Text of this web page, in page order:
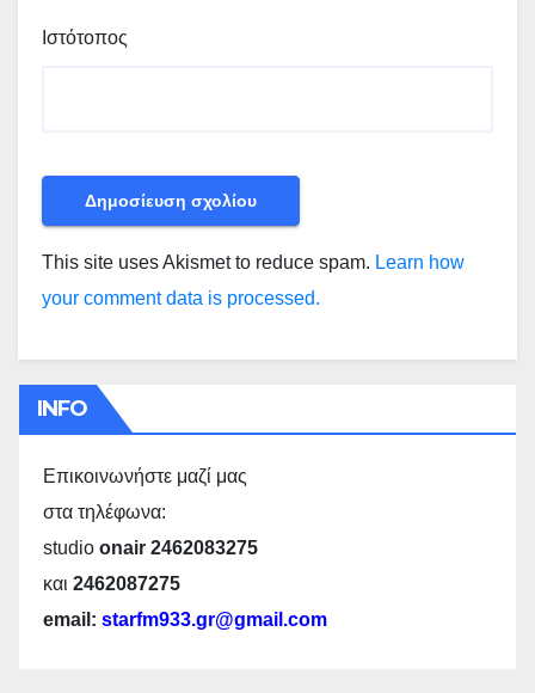
Ιστότοπος
This site uses Akismet to reduce spam. Learn how
your comment data is processed.
INFO
Επικοινωνήστε μαζί μας
στα τηλέφωνα:
studio onair 2462083275
και 2462087275
email: starfm933.gr@gmail.com